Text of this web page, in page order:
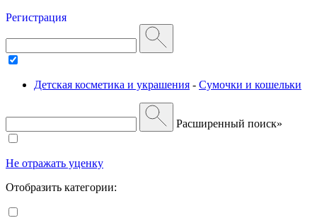
Регистрация
Детская косметика и украшения - Сумочки и кошельки
Расширенный поиск»
Не отражать уценку
Отобразить категории: